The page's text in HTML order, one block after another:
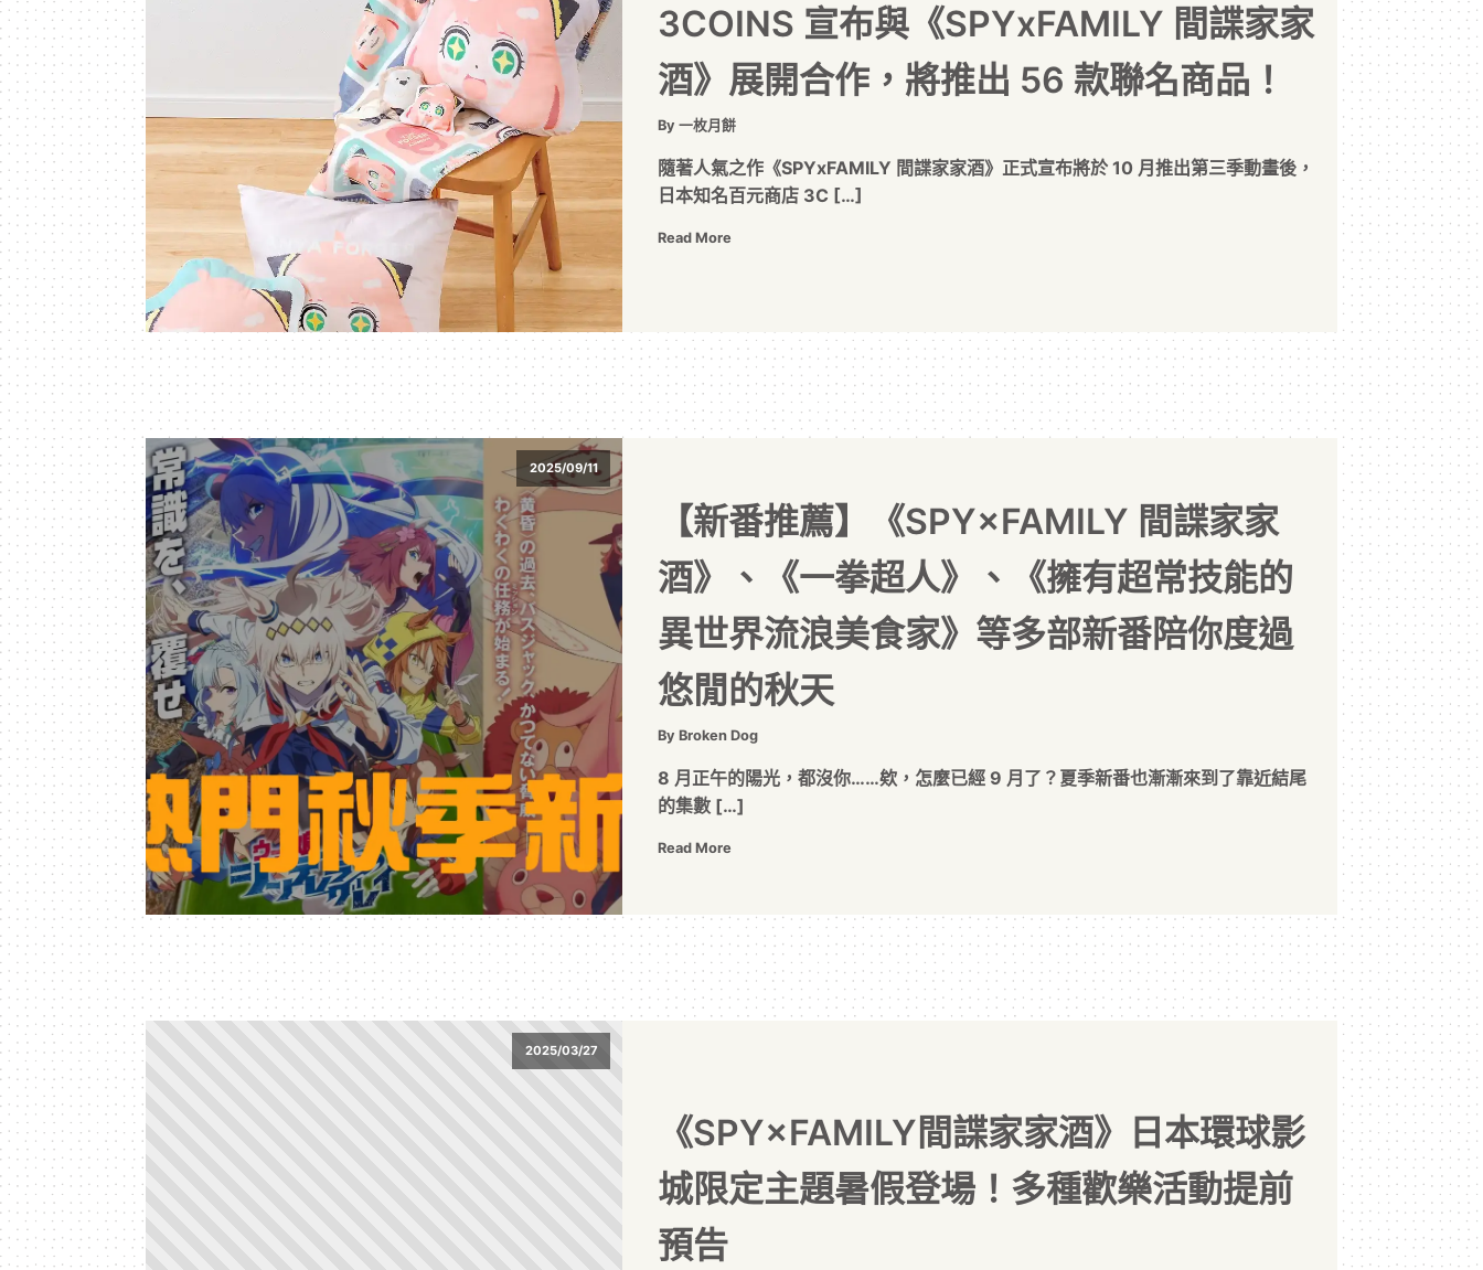
3COINS 宣布與《SPYxFAMILY 間諜家家
酒》展開合作，將推出 56 款聯名商品！
By 一枚月餅
隨著人氣之作《SPYxFAMILY 間諜家家酒》正式宣布將於 10 月推出第三季動畫後，
日本知名百元商店 3C […]
Read More
2025/09/11
【新番推薦】《SPY×FAMILY 間諜家家
酒》、《一拳超人》、《擁有超常技能的
異世界流浪美食家》等多部新番陪你度過
悠閒的秋天
By Broken Dog
8 月正午的陽光，都沒你……欸，怎麼已經 9 月了？夏季新番也漸漸來到了靠近結尾
的集數 […]
Read More
2025/03/27
《SPY×FAMILY間諜家家酒》日本環球影
城限定主題暑假登場！多種歡樂活動提前
預告